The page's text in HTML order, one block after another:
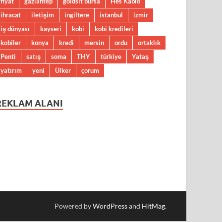
ihracat
iletişim ingiltere istanbul
izmir
iş dünyası
kayseri kobi
kobi kredileri
kobiler
konya kredi mersin ordu
ortaklık
Penti
satış soma THY türkiye
Yataş
yatırım
yeni Ülker çorum
ALANI
Powered byWordPressand HitMag.